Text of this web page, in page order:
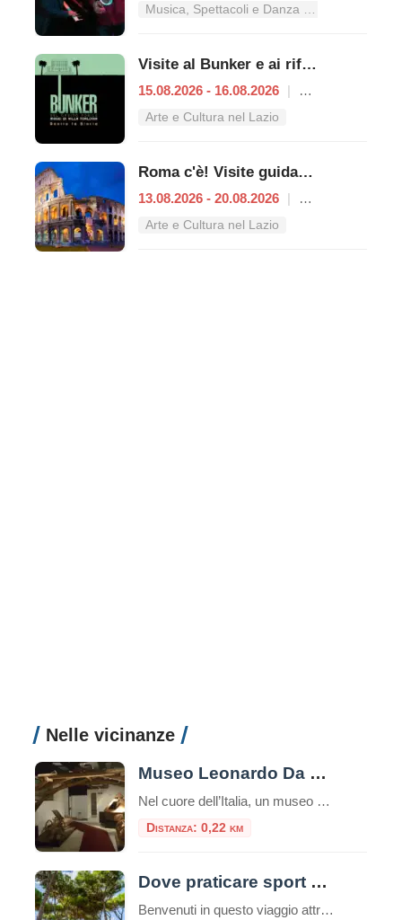
Visite al Bunker e ai rifugi antiaerei
15.08.2026 - 16.08.2026 |
Arte e Cultura nel Lazio
Roma c'è! Visite guidate (anche per bambini) dal 13 al 20 agosto 2026
13.08.2026 - 20.08.2026 |
Arte e Cultura nel Lazio
Nelle vicinanze
Museo Leonardo Da Vinci Experience
Nel cuore dell’Italia, un museo straordinario invita i visitatori a intraprendere un viaggio affascinante attraverso la mente di uno dei più grandi geni della storia: Leonardo da Vinci. Il Museo Leonardo Da Vinci Experience non è semplicemente un museo tradizionale, ma un’esperienza interattiva che permette di toccare con mano l’eredità del maestro del Rinascimento. Un […]
Distanza: 0,22 km
Dove praticare sport a Roma: consigli utili e attività da svolgere nella capitale
Benvenuti in questo viaggio attraverso le migliori opportunità per praticare sport nella vivace e storica città di Roma. La Capitale italiana non è solo un tesoro di arte, cultura e gastronomia, ma offre anche numerose possibilità per mantenere uno stile di vita attivo e sano, oltre che ecologico. Che siate residenti o turisti, appassionati di sport all’aria aperta o alla […]